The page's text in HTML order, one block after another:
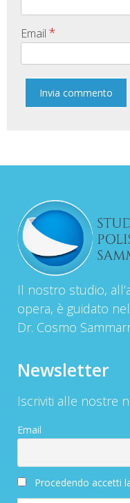
Email *
Il nostro studio,
opera, è guidato
Dr. Cosmo
Newsletter
Iscriviti alle nostre
Email
Procedendo accetti